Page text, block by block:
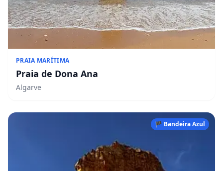
PRAIA MARÍTIMA
Praia de Dona Ana
Algarve
🏴 Bandeira Azul